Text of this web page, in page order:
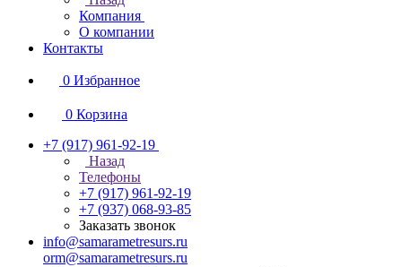
Компания
О компании
Контакты
0 Избранное
0 Корзина
+7 (917) 961-92-19
Назад
Телефоны
+7 (917) 961-92-19
+7 (937) 068-93-85
Заказать звонок
info@samarametresurs.ru
orm@samarametresurs.ru